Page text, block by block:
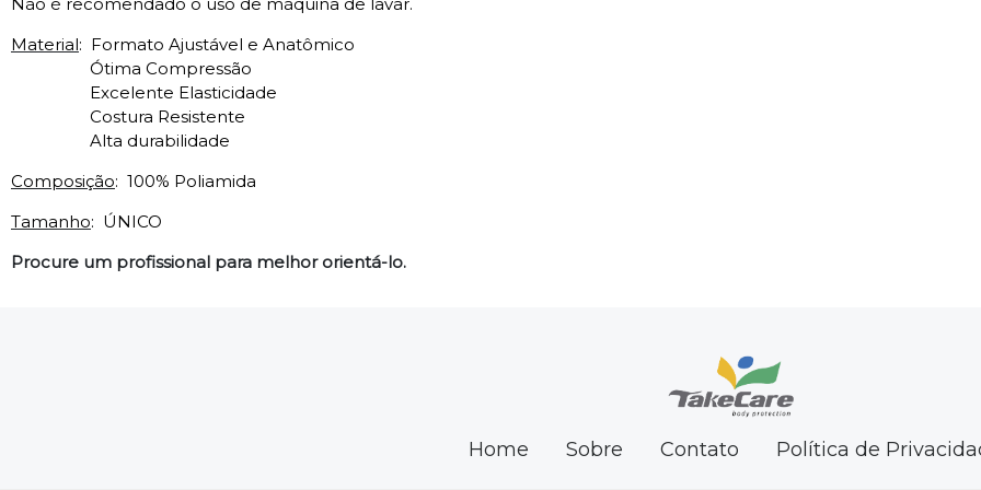
Material: Formato Ajustável e Anatômico
Ótima Compressão
Excelente Elasticidade
Costura Resistente
Alta durabilidade
Composição: 100% Poliamida
Tamanho: ÚNICO
Procure um profissional para melhor orientá-lo.
Home Sobre Contato Política de